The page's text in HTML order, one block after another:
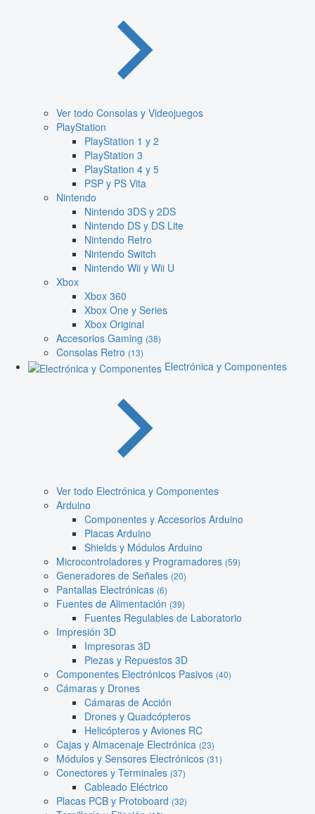
Ver todo Consolas y Videojuegos
PlayStation
PlayStation 1 y 2
PlayStation 3
PlayStation 4 y 5
PSP y PS Vita
Nintendo
Nintendo 3DS y 2DS
Nintendo DS y DS Lite
Nintendo Retro
Nintendo Switch
Nintendo Wii y Wii U
Xbox
Xbox 360
Xbox One y Series
Xbox Original
Accesorios Gaming (38)
Consolas Retro (13)
Electrónica y Componentes
Ver todo Electrónica y Componentes
Arduino
Componentes y Accesorios Arduino
Placas Arduino
Shields y Módulos Arduino
Microcontroladores y Programadores (59)
Generadores de Señales (20)
Pantallas Electrónicas (6)
Fuentes de Alimentación (39)
Fuentes Regulables de Laboratorio
Impresión 3D
Impresoras 3D
Piezas y Repuestos 3D
Componentes Electrónicos Pasivos (40)
Cámaras y Drones
Cámaras de Acción
Drones y Quadcópteros
Helicópteros y Aviones RC
Cajas y Almacenaje Electrónica (23)
Módulos y Sensores Electrónicos (31)
Conectores y Terminales (37)
Cableado Eléctrico
Placas PCB y Protoboard (32)